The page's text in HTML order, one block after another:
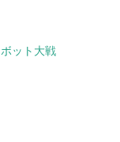
回以上使用でき
す（EN消費武器
現在選択できる最
ット大戦